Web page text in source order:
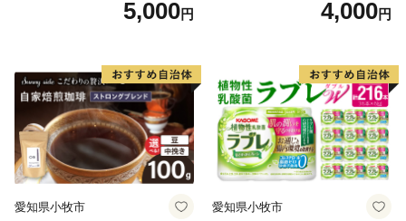
5,000円 4,000円
愛知県小牧市 愛知県小牧市